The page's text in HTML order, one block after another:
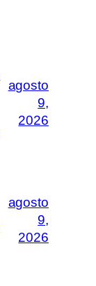
agosto
9,
2026
agosto
9,
2026